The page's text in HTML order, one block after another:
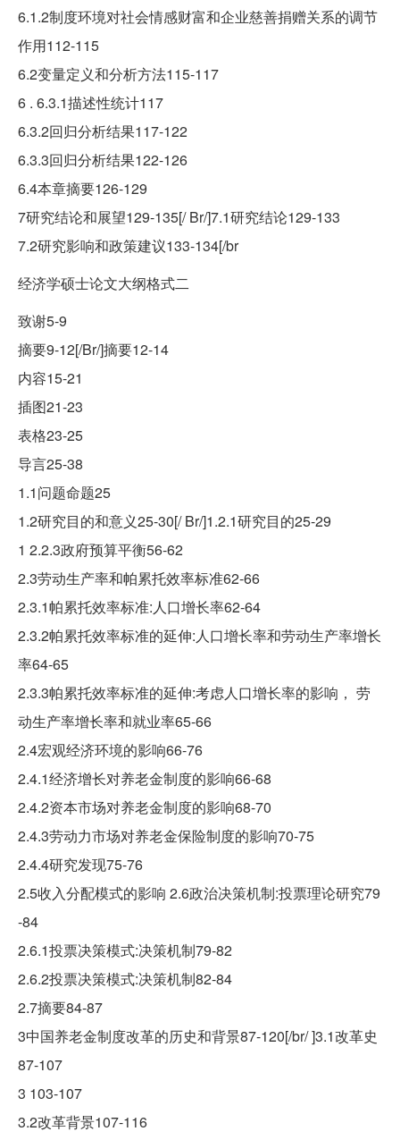
6.1.2制度环境对社会情感财富和企业慈善捐赠关系的调节
作用112-115
6.2变量定义和分析方法115-117
6 . 6.3.1描述性统计117
6.3.2回归分析结果117-122
6.3.3回归分析结果122-126
6.4本章摘要126-129
7研究结论和展望129-135[/ Br/]7.1研究结论129-133
7.2研究影响和政策建议133-134[/br
经济学硕士论文大纲格式二
致谢5-9
摘要9-12[/Br/]摘要12-14
内容15-21
插图21-23
表格23-25
导言25-38
1.1问题命题25
1.2研究目的和意义25-30[/ Br/]1.2.1研究目的25-29
1 2.2.3政府预算平衡56-62
2.3劳动生产率和帕累托效率标准62-66
2.3.1帕累托效率标准:人口增长率62-64
2.3.2帕累托效率标准的延伸:人口增长率和劳动生产率增长
率64-65
2.3.3帕累托效率标准的延伸:考虑人口增长率的影响， 劳
动生产率增长率和就业率65-66
2.4宏观经济环境的影响66-76
2.4.1经济增长对养老金制度的影响66-68
2.4.2资本市场对养老金制度的影响68-70
2.4.3劳动力市场对养老金保险制度的影响70-75
2.4.4研究发现75-76
2.5收入分配模式的影响 2.6政治决策机制:投票理论研究79
-84
2.6.1投票决策模式:决策机制79-82
2.6.2投票决策模式:决策机制82-84
2.7摘要84-87
3中国养老金制度改革的历史和背景87-120[/br/ ]3.1改革史
87-107
3 103-107
3.2改革背景107-116